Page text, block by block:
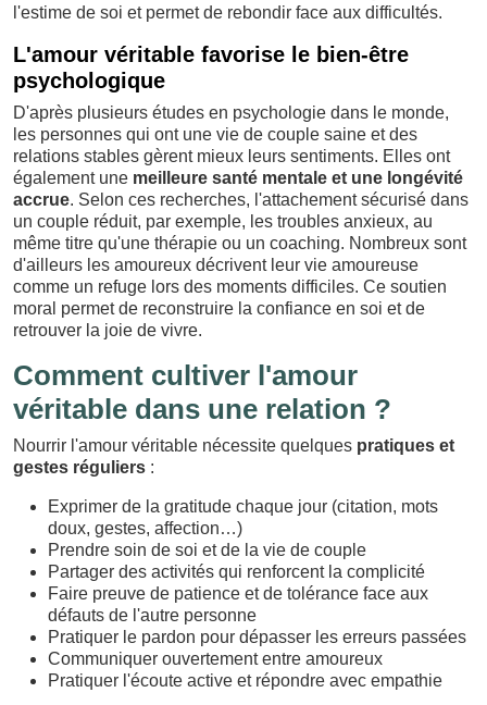
l'estime de soi et permet de rebondir face aux difficultés.
L'amour véritable favorise le bien-être
psychologique
D'après plusieurs études en psychologie dans le monde,
les personnes qui ont une vie de couple saine et des
relations stables gèrent mieux leurs sentiments. Elles ont
également une meilleure santé mentale et une longévité
accrue. Selon ces recherches, l'attachement sécurisé dans
un couple réduit, par exemple, les troubles anxieux, au
même titre qu'une thérapie ou un coaching. Nombreux sont
d'ailleurs les amoureux décrivent leur vie amoureuse
comme un refuge lors des moments difficiles. Ce soutien
moral permet de reconstruire la confiance en soi et de
retrouver la joie de vivre.
Comment cultiver l'amour
véritable dans une relation ?
Nourrir l'amour véritable nécessite quelques pratiques et
gestes réguliers :
Exprimer de la gratitude chaque jour (citation, mots
doux, gestes, affection…)
Prendre soin de soi et de la vie de couple
Partager des activités qui renforcent la complicité
Faire preuve de patience et de tolérance face aux
défauts de l'autre personne
Pratiquer le pardon pour dépasser les erreurs passées
Communiquer ouvertement entre amoureux
Pratiquer l'écoute active et répondre avec empathie